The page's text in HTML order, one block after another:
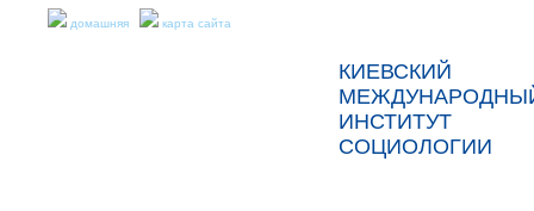
домашняя карта сайта
КИЕВСКИЙ
ИНСТИТУТ
СОЦИОЛОГИИ